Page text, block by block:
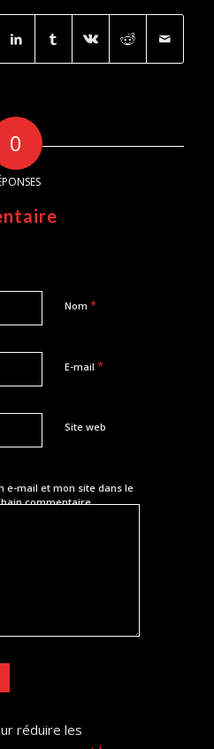
0
Nom *
E-mail *
Site web
e-mail et mon site dans le
commentaire.
réduire les